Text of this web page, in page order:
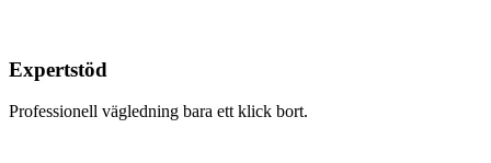
Expertstöd
Professionell vägledning bara ett klick bort.